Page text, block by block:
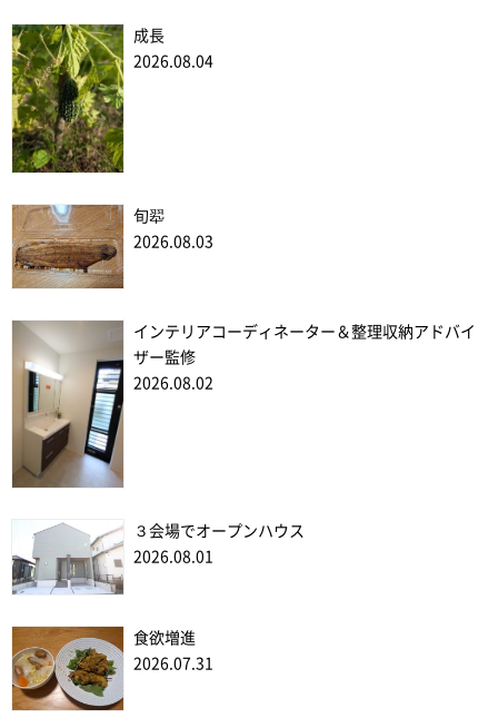
成長
2026.08.04
旬翆
2026.08.03
インテリアコーディネーター＆整理収納アドバイ
ザー監修
2026.08.02
３会場でオープンハウス
2026.08.01
食欲増進
2026.07.31